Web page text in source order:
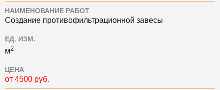
НАИМЕНОВАНИЕ РАБОТ
Создание противофильтрационной завесы
ЕД. ИЗМ.
м2
ЦЕНА
от 4500 руб.